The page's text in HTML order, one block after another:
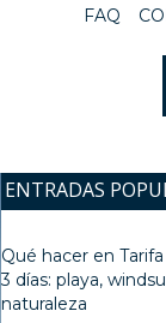
FAQ
ENTRADAS
Qué hacer en
3 días: playa,
naturaleza